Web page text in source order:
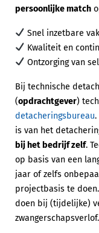
persoonlijke match
Snel inzetbare
Kwaliteit en
Ontzorging van
Bij technische
(opdrachtgever)
detacheringsbureau.
is van het
bij het bedrijf zelf.
op basis van een
jaar of zelfs
projectbasis te
doen bij (tijdelijke)
zwangerschapsverlof.